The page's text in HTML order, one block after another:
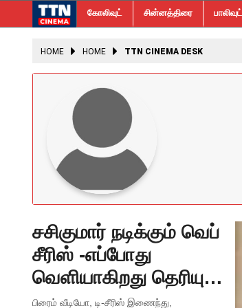
கோலிவுட் சின்னத்திரை பாலிவுட்
HOME HOME TTN CINEMA DESK
சசிகுமார் நடிக்கும் வெப்
சீரிஸ் -எப்போது
வெளியாகிறது தெரியுமா
?
பிரைம் வீடியோ, டி-சீரிஸ் இணைந்து,